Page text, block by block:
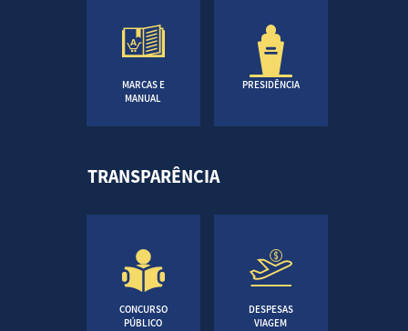
MARCAS E
MANUAL
PRESIDÊNCIA
TRANSPARÊNCIA
CONCURSO
PÚBLICO
DESPESAS
VIAGEM